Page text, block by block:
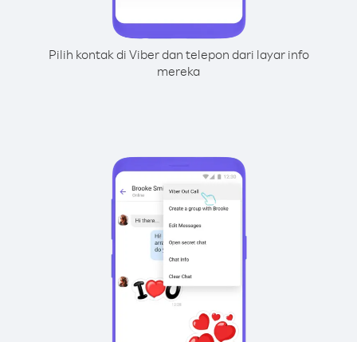
Pilih kontak di Viber dan telepon dari layar info
mereka